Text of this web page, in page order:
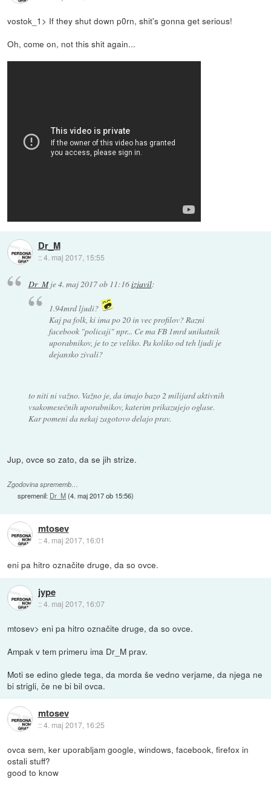
vostok_1> If they shut down p0rn, shit's gonna get serious!
Oh, come on, not this shit again...
Dr_M
::4. maj 2017, 15:55
Dr_Mje4. maj 2017 ob 11:16izjavil:
1.94mrd ljudi?
Kaj pa folk, ki ima po 20 in vec profilov? Razni
facebook "policaji" npr... Ce ma FB 1mrd unikatnik
uporabnikov, je to ze veliko. Pa koliko od teh ljudi je
dejansko zivali?
to niti ni važno. Važno je, da imajo bazo 2 milijard aktivnih
vsakomesečnih uporabnikov, katerim prikazujejo oglase.
Kar pomeni da nekaj zagotovo delajo prav.
Jup, ovce so zato, da se jih strize.
Zgodovina sprememb…
spremenil: Dr_M(4. maj 2017 ob 15:56)
mtosev
::4. maj 2017, 16:01
eni pa hitro označite druge, da so ovce.
jype
::4. maj 2017, 16:07
mtosev> eni pa hitro označite druge, da so ovce.
Ampak v tem primeru ima Dr_M prav.
Moti se edino glede tega, da morda še vedno verjame, da njega ne
bi strigli, če ne bi bil ovca.
mtosev
::4. maj 2017, 16:25
ovca sem, ker uporabljam google, windows, facebook, firefox in
ostali stuff?
good to know